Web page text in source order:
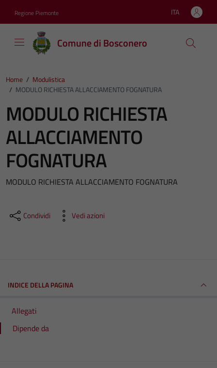
Regione Piemonte Lingua attiva:
ITA
Comune di Bosconero
Home / Modulistica
/ MODULO RICHIESTA ALLACCIAMENTO FOGNATURA
MODULO RICHIESTA
ALLACCIAMENTO
FOGNATURA
MODULO RICHIESTA ALLACCIAMENTO FOGNATURA
Condividi Vedi azioni
INDICE DELLA PAGINA
Allegati
Dipende da